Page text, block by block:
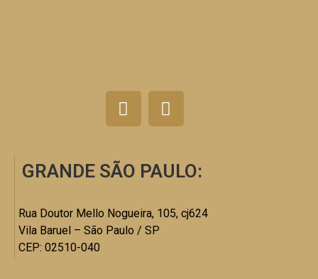
GRANDE SÃO PAULO:
Rua Doutor Mello Nogueira, 105, cj624
Vila Baruel – São Paulo / SP
CEP: 02510-040